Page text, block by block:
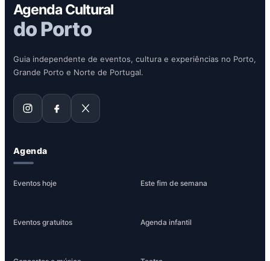
Agenda Cultural
do Porto
Guia independente de eventos, cultura e experiências no Porto,
Grande Porto e Norte de Portugal.
Agenda
Eventos hoje Este fim de semana
Eventos gratuitos Agenda infantil